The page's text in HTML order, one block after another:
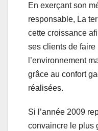
En exerçant son
responsable, La
cette croissance
ses clients de faire
l’environnement
grâce au confort
réalisées.
Si l’année 2009
convaincre le plus